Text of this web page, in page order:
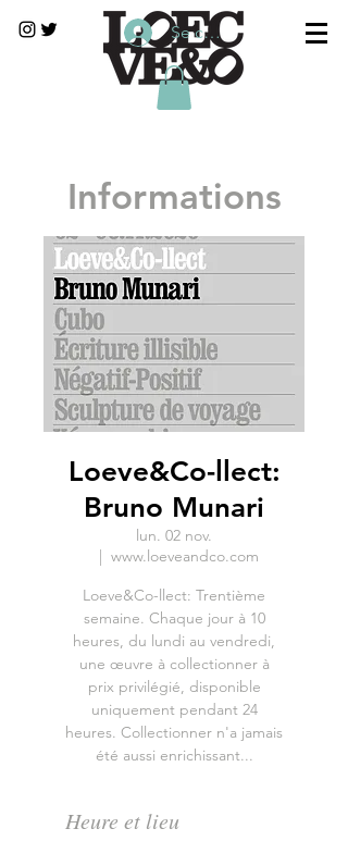
Se connecter
Informations
Loeve&Co-llect:
Bruno Munari
lun. 02 nov.
  |
www.loeveandco.com
Loeve&Co-llect: Trentième
semaine. Chaque jour à 10
heures, du lundi au vendredi,
une œuvre à collectionner à
prix privilégié, disponible
uniquement pendant 24
heures. Collectionner n'a jamais
été aussi enrichissant...
Heure et lieu